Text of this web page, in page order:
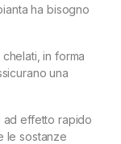
ha bisogno
in forma
una
ad effetto rapido
le sostanze